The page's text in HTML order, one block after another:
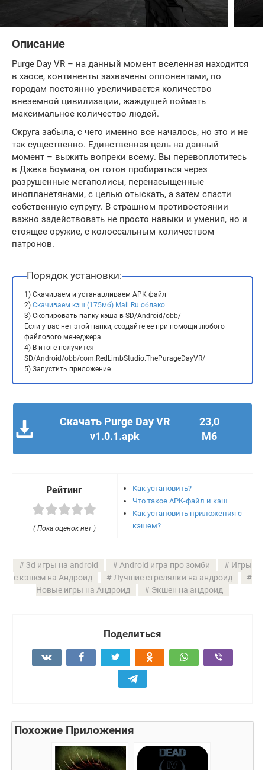
Описание
Purge Day VR – на данный момент вселенная находится
в хаосе, континенты захвачены оппонентами, по
городам постоянно увеличивается количество
внеземной цивилизации, жаждущей поймать
максимальное количество людей.
Округа забыла, с чего именно все началось, но это и не
так существенно. Единственная цель на данный
момент – выжить вопреки всему. Вы перевоплотитесь
в Джека Боумана, он готов пробираться через
разрушенные мегаполисы, перенасыщенные
инопланетянами, с целью отыскать, а затем спасти
собственную супругу. В страшном противостоянии
важно задействовать не просто навыки и умения, но и
стоящее оружие, с колоссальным количеством
патронов.
Порядок установки:
1) Скачиваем и устанавливаем APK файл
2) Скачиваем кэш (175мб) Mail.Ru облако
3) Скопировать папку кэша в SD/Android/obb/
Если у вас нет этой папки, создайте ее при помощи любого
файлового менеджера
4) В итоге получится
SD/Android/obb/com.RedLimbStudio.ThePurageDayVR/
5) Запустить приложение
Скачать Purge Day VR
v1.0.1.apk
23,0
Мб
Рейтинг
( Пока оценок нет )
Как установить?
Что такое APK-файл и кэш
Как установить приложения с
кэшем?
3d игры на android Android игра про зомби
Игры
с кэшем на Андроид
Лучшие стрелялки на андроид
Новые игры на Андроид
Экшен на андроид
Поделиться
Похожие Приложения